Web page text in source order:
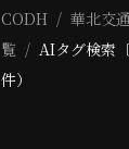
CODH 華北交
覧
AIタグ検索
件）